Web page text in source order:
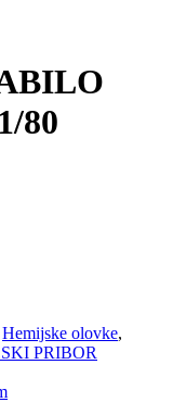
80
Hemijske olovke,
PRIBOR